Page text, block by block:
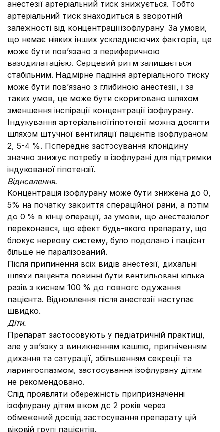
анестезії артеріальний тиск знижується. Тобто
артеріальний тиск знаходиться в зворотній
залежності від концентраціїізофлурану. За умови,
що немає ніяких інших ускладнюючих факторів, це
може бути пов’язано з периферичною
вазодилатацією. Серцевий ритм залишається
стабільним. Надмірне падіння артеріального тиску
може бути пов’язано з глибиною анестезії, і за
таких умов, це може бути скориговано шляхом
зменшення інспірації концентрації ізофлурану.
Індукування артеріальноїгіпотензії можна досягти
шляхом штучної вентиляції пацієнтів ізофлураном
2, 5-4 %. Попереднє застосування клонідину
значно знижує потребу в ізофлурані для підтримки
індукованої гіпотензії.
Відновлення.
Концентрація ізофлурану може бути знижена до 0,
5% на початку закриття операційної рани, а потім
до 0 % в кінці операції, за умови, що анестезіолог
переконався, що ефект будь-якого препарату, що
блокує нервову систему, було подолано і пацієнт
більше не паралізований.
Після припинення всіх видів анестезії, дихальні
шляхи пацієнта повинні бути вентильовані кілька
разів з киснем 100 % до повного одужання
пацієнта. Відновлення після анестезії наступає
швидко.
Діти.
Препарат застосовують у педіатричній практиці,
але у зв’язку з виникненням кашлю, пригніченням
дихання та сатурації, збільшенням секреції та
ларингоспазмом, застосування ізофлурану дітям
не рекомендовано.
Слід проявляти обережність припризначенні
ізофлурану дітям віком до 2 років через
обмежений досвід застосування препарату цій
віковій групі пацієнтів.